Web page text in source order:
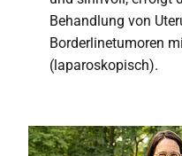
Behandlung von
Borderlinetumoren
(laparoskopisch).